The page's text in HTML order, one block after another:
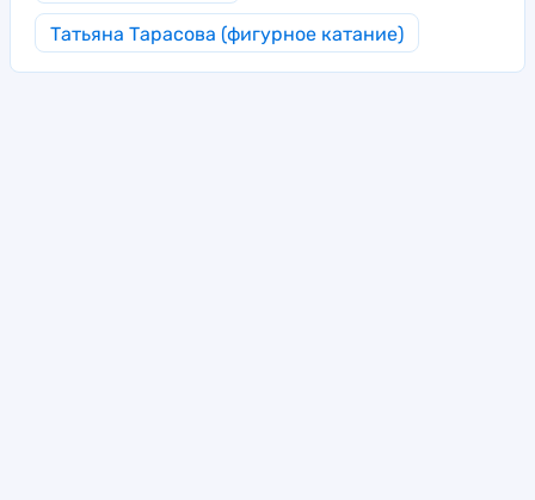
Татьяна Тарасова (фигурное катание)